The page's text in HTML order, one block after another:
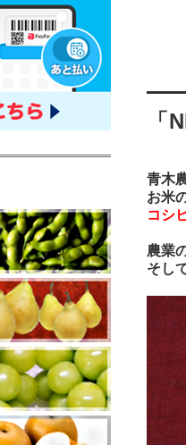
「
青木
お米
コシ
農業
そし